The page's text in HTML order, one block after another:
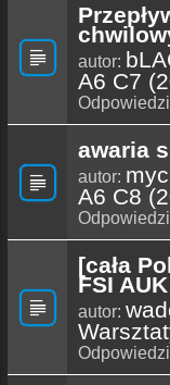
autor:
A6 C7
awaria
autor:
A6 C8
[cała
FSI AUK
autor: